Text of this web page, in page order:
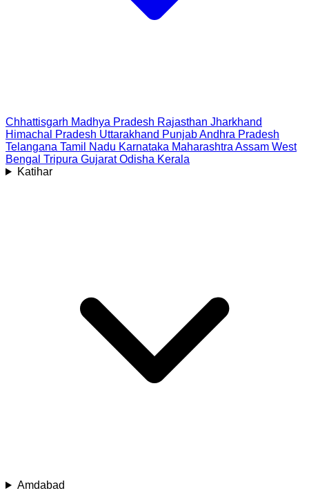
Chhattisgarh Madhya Pradesh Rajasthan Jharkhand
Himachal Pradesh Uttarakhand PunjabAndhra Pradesh
Telangana Tamil Nadu Karnataka Maharashtra Assam West
Bengal Tripura Gujarat Odisha Kerala
Katihar
Amdabad